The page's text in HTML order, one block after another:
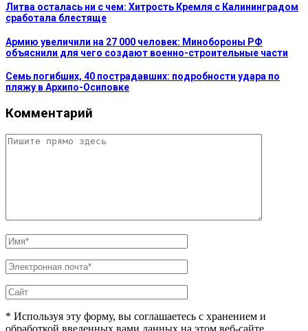
Литва осталась ни с чем: Хитрость Кремля с Калининградом
сработала блестяще
Армию увеличили на 27 000 человек: Минобороны РФ
объяснили для чего создают военно-строительные части
Семь погибших, 40 пострадавших: подробности удара по
пляжу в Архипо-Осиповке
Комментарий
* Используя эту форму, вы соглашаетесь с хранением и
обработкой введенных вами данных на этом веб-сайте.